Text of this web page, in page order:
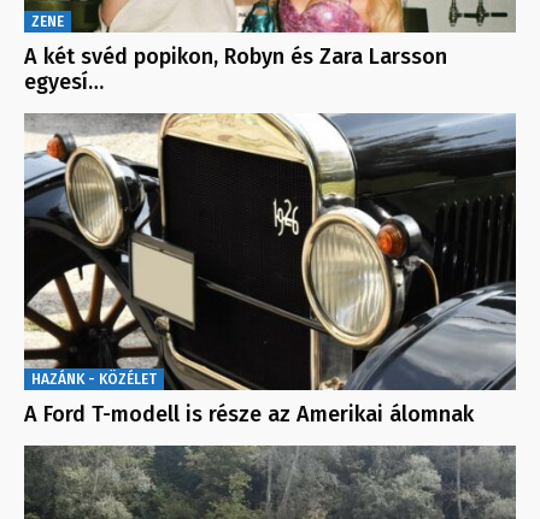
ZENE
A két svéd popikon, Robyn és Zara Larsson
egyesí…
HAZÁNK - KÖZÉLET
A Ford T-modell is része az Amerikai álomnak